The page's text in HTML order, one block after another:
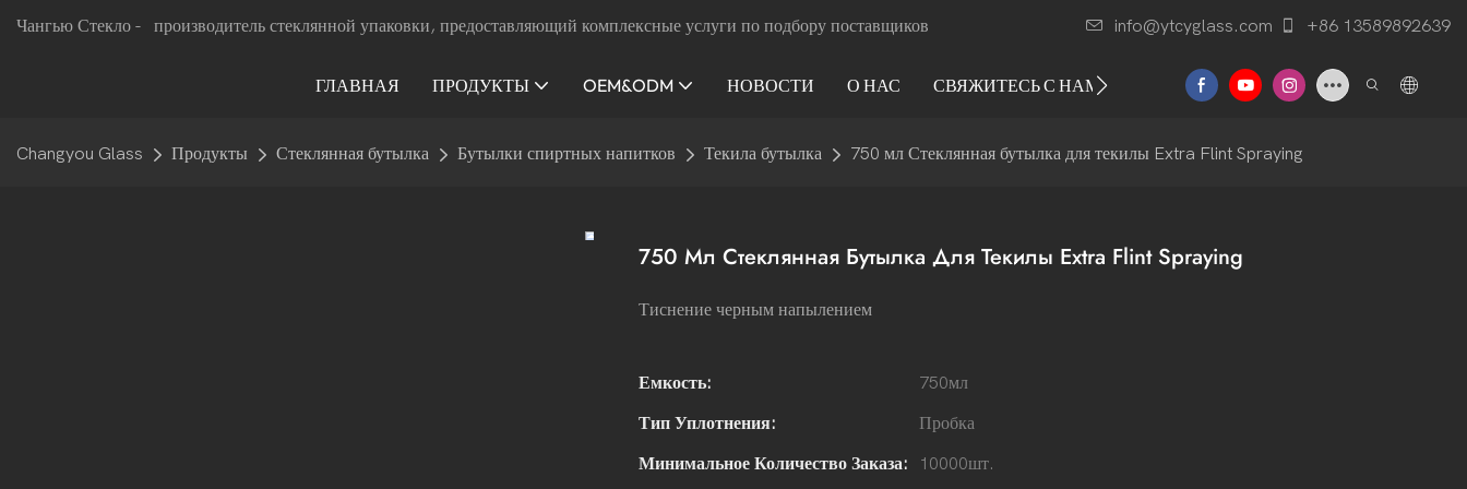
Чангью Стекло - производитель стеклянной упаковки, предоставляющий комплексные услуги по подбору поставщиков info@ytcyglass.com +86 13589892639
ГЛАВНАЯ ПРОДУКТЫ OEM&ODM НОВОСТИ О НАС СВЯЖИТЕСЬ С НАМИ
Changyou Glass Продукты Стеклянная бутылка Бутылки спиртных напитков Текила бутылка 750 мл Стеклянная бутылка для текилы Extra Flint Spraying
750 Мл Стеклянная Бутылка Для Текилы Extra Flint Spraying
Тиснение черным напылением
Емкость: 750мл
Тип Уплотнения: Пробка
Минимальное Количество Заказа: 10000шт.